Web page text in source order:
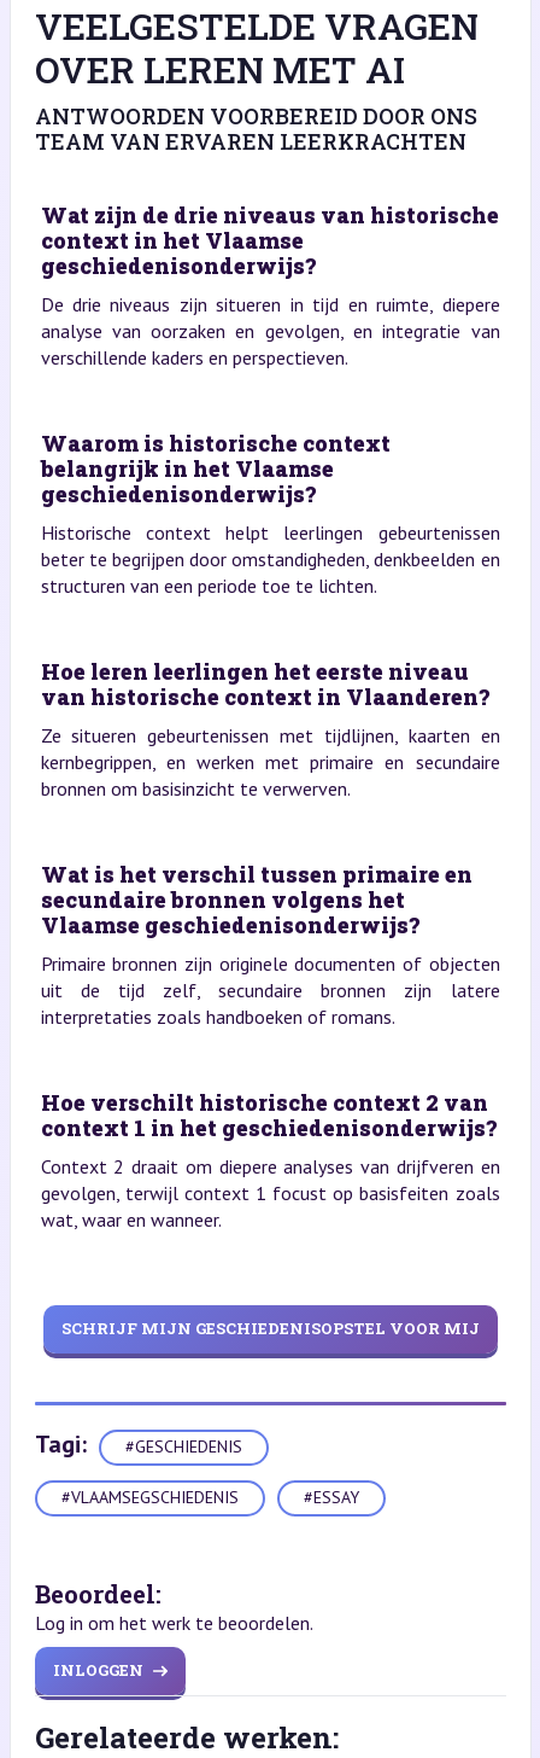
VEELGESTELDE VRAGEN
OVER LEREN MET AI
ANTWOORDEN VOORBEREID DOOR ONS
TEAM VAN ERVAREN LEERKRACHTEN
Wat zijn de drie niveaus van historische
context in het Vlaamse
geschiedenisonderwijs?
De drie niveaus zijn situeren in tijd en ruimte, diepere
analyse van oorzaken en gevolgen, en integratie van
verschillende kaders en perspectieven.
Waarom is historische context
belangrijk in het Vlaamse
geschiedenisonderwijs?
Historische context helpt leerlingen gebeurtenissen
beter te begrijpen door omstandigheden, denkbeelden en
structuren van een periode toe te lichten.
Hoe leren leerlingen het eerste niveau
van historische context in Vlaanderen?
Ze situeren gebeurtenissen met tijdlijnen, kaarten en
kernbegrippen, en werken met primaire en secundaire
bronnen om basisinzicht te verwerven.
Wat is het verschil tussen primaire en
secundaire bronnen volgens het
Vlaamse geschiedenisonderwijs?
Primaire bronnen zijn originele documenten of objecten
uit de tijd zelf, secundaire bronnen zijn latere
interpretaties zoals handboeken of romans.
Hoe verschilt historische context 2 van
context 1 in het geschiedenisonderwijs?
Context 2 draait om diepere analyses van drijfveren en
gevolgen, terwijl context 1 focust op basisfeiten zoals
wat, waar en wanneer.
SCHRIJF MIJN GESCHIEDENISOPSTEL VOOR MIJ
Tagi: #GESCHIEDENIS
#VLAAMSEGSCHIEDENIS #ESSAY
Beoordeel:
Log in om het werk te beoordelen.
INLOGGEN
Gerelateerde werken: